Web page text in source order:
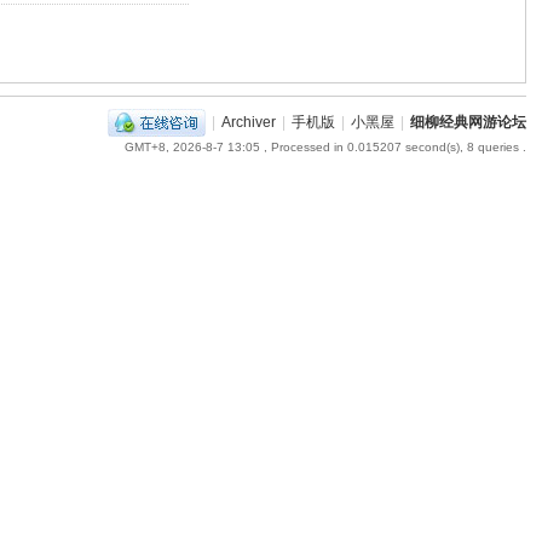
| Archiver | 手机版 | 小黑屋 | 细柳经典网游论坛
GMT+8, 2026-8-7 13:05 , Processed in 0.015207 second(s), 8 queries .